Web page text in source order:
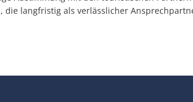
langfristig als verlässlicher